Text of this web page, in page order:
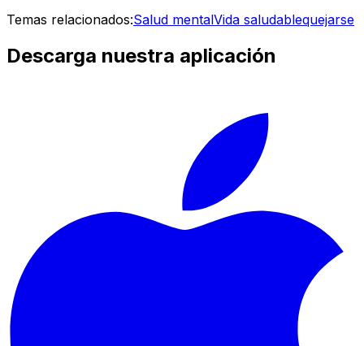
Temas relacionados:Salud mentalVida saludablequejarse
Descarga nuestra aplicación